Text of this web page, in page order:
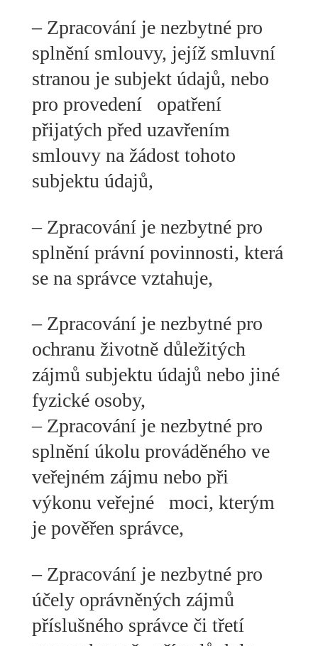
– Zpracování je nezbytné pro
splnění smlouvy, jejíž smluvní
stranou je subjekt údajů, nebo
pro provedení opatření
přijatých před uzavřením
smlouvy na žádost tohoto
subjektu údajů,
– Zpracování je nezbytné pro
splnění právní povinnosti, která
se na správce vztahuje,
– Zpracování je nezbytné pro
ochranu životně důležitých
zájmů subjektu údajů nebo jiné
fyzické osoby,
– Zpracování je nezbytné pro
splnění úkolu prováděného ve
veřejném zájmu nebo při
výkonu veřejné moci, kterým
je pověřen správce,
– Zpracování je nezbytné pro
účely oprávněných zájmů
příslušného správce či třetí